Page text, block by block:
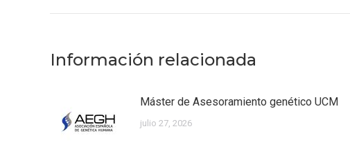
Información relacionada
Máster de Asesoramiento genético UCM
julio 27, 2026